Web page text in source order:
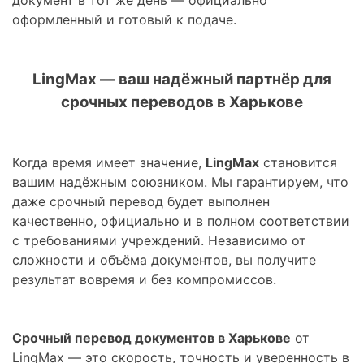
оформленный и готовый к подаче.
LingMax — ваш надёжный партнёр для
срочных переводов в Харькове
Когда время имеет значение, LingMax становится
вашим надёжным союзником. Мы гарантируем, что
даже срочный перевод будет выполнен
качественно, официально и в полном соответствии
с требованиями учреждений. Независимо от
сложности и объёма документов, вы получите
результат вовремя и без компромиссов.
Срочный перевод документов в Харькове от
LingMax — это скорость, точность и уверенность в